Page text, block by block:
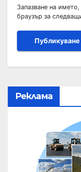
Запазване на
браузър за
Реклама